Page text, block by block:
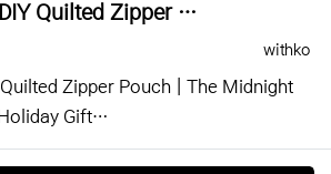
DIY Quilted Zipper …
등록자
withko
Quilted Zipper Pouch | The Midnight
Gift…